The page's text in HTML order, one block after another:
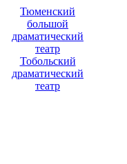
Тюменский
большой
драматический
театр
Тобольский
драматический
театр